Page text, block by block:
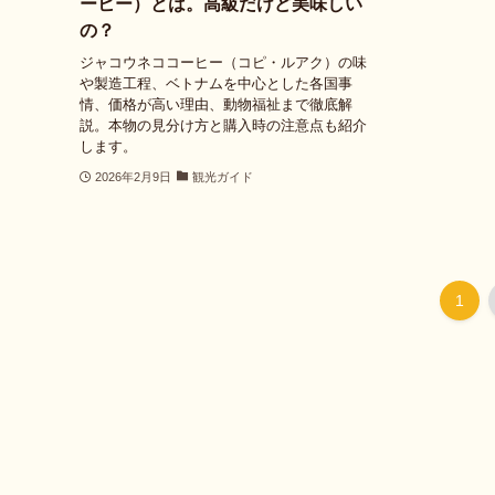
ーヒー）とは。高級だけど美味しい
の？
ジャコウネココーヒー（コピ・ルアク）の味
や製造工程、ベトナムを中心とした各国事
情、価格が高い理由、動物福祉まで徹底解
説。本物の見分け方と購入時の注意点も紹介
します。
2026年2月9日 観光ガイド
1